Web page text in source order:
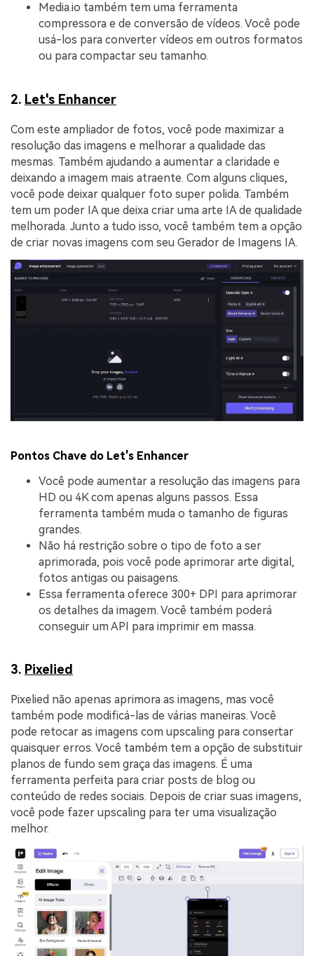
Media.io também tem uma ferramenta
compressora e de conversão de vídeos. Você pode
usá-los para converter vídeos em outros formatos
ou para compactar seu tamanho.
2. Let's Enhancer
Com este ampliador de fotos, você pode maximizar a
resolução das imagens e melhorar a qualidade das
mesmas. Também ajudando a aumentar a claridade e
deixando a imagem mais atraente. Com alguns cliques,
você pode deixar qualquer foto super polida. Também
tem um poder IA que deixa criar uma arte IA de qualidade
melhorada. Junto a tudo isso, você também tem a opção
de criar novas imagens com seu Gerador de Imagens IA.
Pontos Chave do Let's Enhancer
Você pode aumentar a resolução das imagens para
HD ou 4K com apenas alguns passos. Essa
ferramenta também muda o tamanho de figuras
grandes.
Não há restrição sobre o tipo de foto a ser
aprimorada, pois você pode aprimorar arte digital,
fotos antigas ou paisagens.
Essa ferramenta oferece 300+ DPI para aprimorar
os detalhes da imagem. Você também poderá
conseguir um API para imprimir em massa.
3. Pixelied
Pixelied não apenas aprimora as imagens, mas você
também pode modificá-las de várias maneiras. Você
pode retocar as imagens com upscaling para consertar
quaisquer erros. Você também tem a opção de substituir
planos de fundo sem graça das imagens. É uma
ferramenta perfeita para criar posts de blog ou
conteúdo de redes sociais. Depois de criar suas imagens,
você pode fazer upscaling para ter uma visualização
melhor.